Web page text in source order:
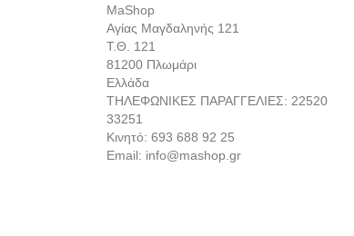
MaShop
Αγίας Μαγδαληνής 121
Τ.Θ. 121
81200 Πλωμάρι
Ελλάδα
ΤΗΛΕΦΩΝΙΚΕΣ ΠΑΡΑΓΓΕΛΙΕΣ: 22520
33251
Κινητό: 693 688 92 25
Email: info@mashop.gr